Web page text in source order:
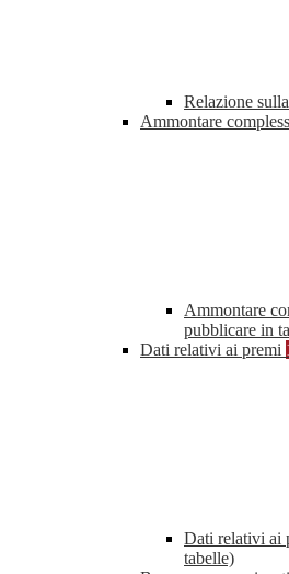
Relazione
Ammontare
Ammontare
pubblicare in
Dati relativi ai premi
Dati relativi ai
tabelle)